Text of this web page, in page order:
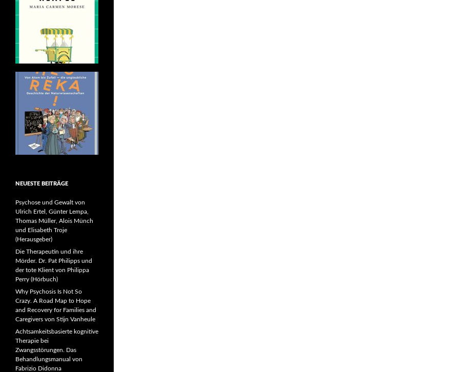
NEUESTE BEITRÄGE
Psychose und Gewalt von
Ulrich Ertel, Günter Lempa,
Thomas Müller, Alois Münch
und Elisabeth Troje
(Herausgeber)
Die Therapeutin und ihre
Mörder. Dr. Pat Philipps und
der tote Klient von Philippa
Perry (Hörbuch)
Why Psychosis Is Not So
Crazy. A Road Map to Hope
and Recovery for Families and
Caregivers von Stijn Vanheule
Achtsamkeitsbasierte kognitive
Therapie bei
Zwangsstörungen. Das
Behandlungsmanual von
Fabrizio Didonna